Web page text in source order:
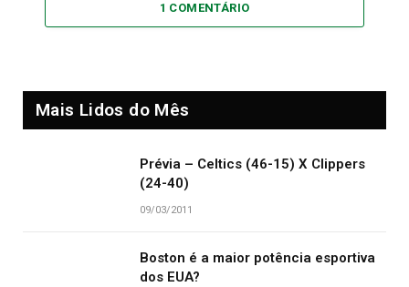
1 COMENTÁRIO
Mais Lidos do Mês
Prévia – Celtics (46-15) X Clippers
(24-40)
09/03/2011
Boston é a maior potência esportiva
dos EUA?